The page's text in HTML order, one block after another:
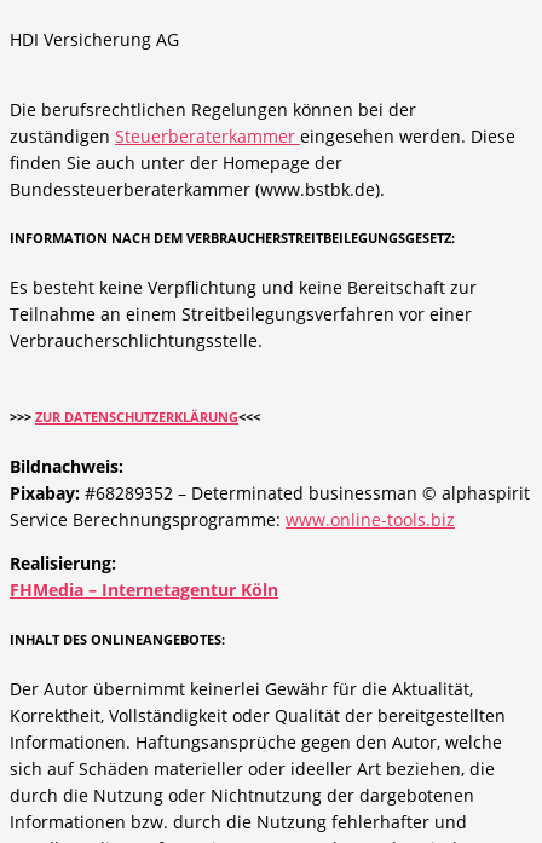
HDI Versicherung AG
Die berufsrechtlichen Regelungen können bei der
zuständigen Steuerberaterkammer eingesehen werden. Diese
finden Sie auch unter der Homepage der
Bundessteuerberaterkammer (www.bstbk.de).
INFORMATION NACH DEM VERBRAUCHERSTREITBEILEGUNGSGESETZ:
Es besteht keine Verpflichtung und keine Bereitschaft zur
Teilnahme an einem Streitbeilegungsverfahren vor einer
Verbraucherschlichtungsstelle.
>>> ZUR DATENSCHUTZERKLÄRUNG<<<
Bildnachweis:
Pixabay: #68289352 – Determinated businessman © alphaspirit
Service Berechnungsprogramme: www.online-tools.biz
Realisierung:
FHMedia – Internetagentur Köln
INHALT DES ONLINEANGEBOTES:
Der Autor übernimmt keinerlei Gewähr für die Aktualität,
Korrektheit, Vollständigkeit oder Qualität der bereitgestellten
Informationen. Haftungsansprüche gegen den Autor, welche
sich auf Schäden materieller oder ideeller Art beziehen, die
durch die Nutzung oder Nichtnutzung der dargebotenen
Informationen bzw. durch die Nutzung fehlerhafter und